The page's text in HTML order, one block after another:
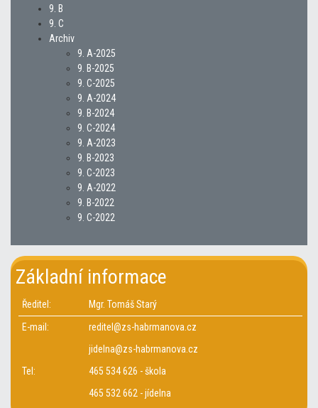
9. B
9. C
Archiv
9. A-2025
9. B-2025
9. C-2025
9. A-2024
9. B-2024
9. C-2024
9. A-2023
9. B-2023
9. C-2023
9. A-2022
9. B-2022
9. C-2022
Základní informace
Ředitel:
Mgr. Tomáš Starý
E-mail:
reditel@zs-habrmanova.cz
jidelna@zs-habrmanova.cz
Tel:
465 534 626 - škola
465 532 662 - jídelna